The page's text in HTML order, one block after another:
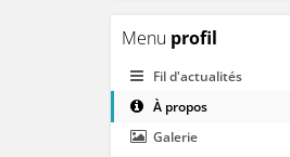
Menu profil
Fil d'actualités
À propos
Galerie